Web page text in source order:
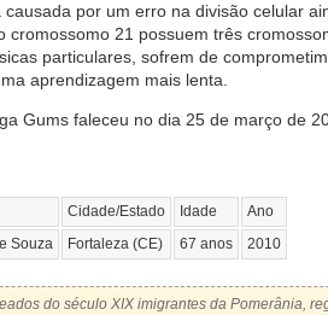
por um erro na divisão celular
cromossomo 21 possuem três
particulares, sofrem de
aprendizagem mais lenta.
Gums faleceu no dia 25 de março de
Cidade/Estado Idade
Ano
Souza
Fortaleza (CE) 67 anos 2010
do século XIX imigrantes da Pomerânia,